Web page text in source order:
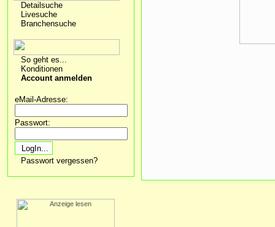
Detailsuche
Livesuche
Branchensuche
So geht es...
Konditionen
Account anmelden
eMail-Adresse:
Passwort:
Passwort vergessen?